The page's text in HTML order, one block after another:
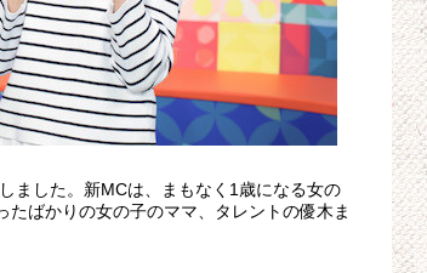
ました。新MCは、まもなく1歳になる女の
ばかりの女の子のママ、タレントの優木ま